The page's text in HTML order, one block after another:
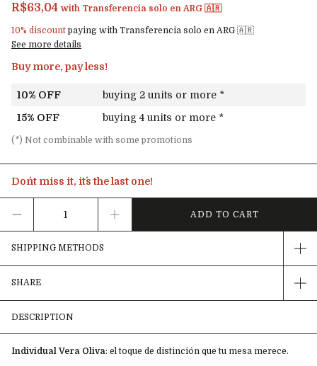
R$63,04 with Transferencia solo en ARG 🇦🇷
10% discountpaying with Transferencia solo en ARG 🇦🇷
See more details
Buy more, pay less!
10% OFF
buying 2 units or more *
15% OFF
buying 4 units or more *
(*) Not combinable with some promotions
Don´t miss it, it´s the last one!
SHIPPING METHODS
SHARE
DESCRIPTION
Individual Vera Oliva: el toque de distinción que tu mesa merece.